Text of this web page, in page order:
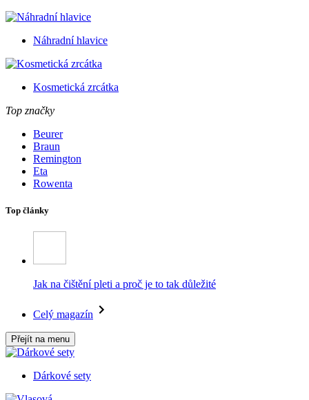
Náhradní hlavice
Kosmetická zrcátka
Top značky
Beurer
Braun
Remington
Eta
Rowenta
Top články
Jak na čištění pleti a proč je to tak důležité
Celý magazín
Přejít na menu
Dárkové sety